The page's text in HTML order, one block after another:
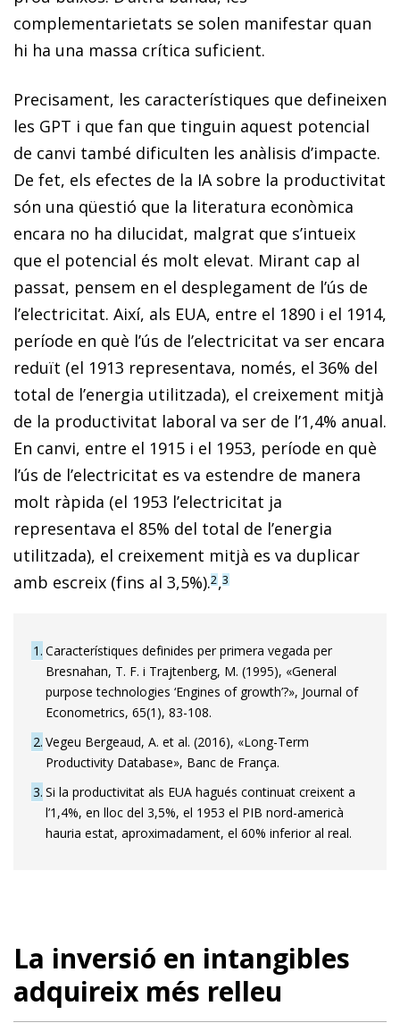
complementarietats se solen manifestar quan
hi ha una massa crítica suficient.
Precisament, les característiques que defineixen
les GPT i que fan que tinguin aquest potencial
de canvi també dificulten les anàlisis d’impacte.
De fet, els efectes de la IA sobre la productivitat
són una qüestió que la literatura econòmica
encara no ha dilucidat, malgrat que s’intueix
que el potencial és molt elevat. Mirant cap al
passat, pensem en el desplegament de l’ús de
l’electricitat. Així, als EUA, entre el 1890 i el 1914,
període en què l’ús de l’electricitat va ser encara
reduït (el 1913 representava, només, el 36% del
total de l’energia utilitzada), el creixement mitjà
de la productivitat laboral va ser de l’1,4% anual.
En canvi, entre el 1915 i el 1953, període en què
l’ús de l’electricitat es va estendre de manera
molt ràpida (el 1953 l’electricitat ja
representava el 85% del total de l’energia
utilitzada), el creixement mitjà es va duplicar
amb escreix (fins al 3,5%).2,3
1 Característiques definides per primera vegada per
Bresnahan, T. F. i Trajtenberg, M. (1995), «General
purpose technologies ‘Engines of growth’?», Journal of
Econometrics, 65(1), 83-108.
2 Vegeu Bergeaud, A. et al. (2016), «Long-Term
Productivity Database», Banc de França.
3 Si la productivitat als EUA hagués continuat creixent a
l’1,4%, en lloc del 3,5%, el 1953 el PIB nord-americà
hauria estat, aproximadament, el 60% inferior al real.
La inversió en intangibles
adquireix més relleu